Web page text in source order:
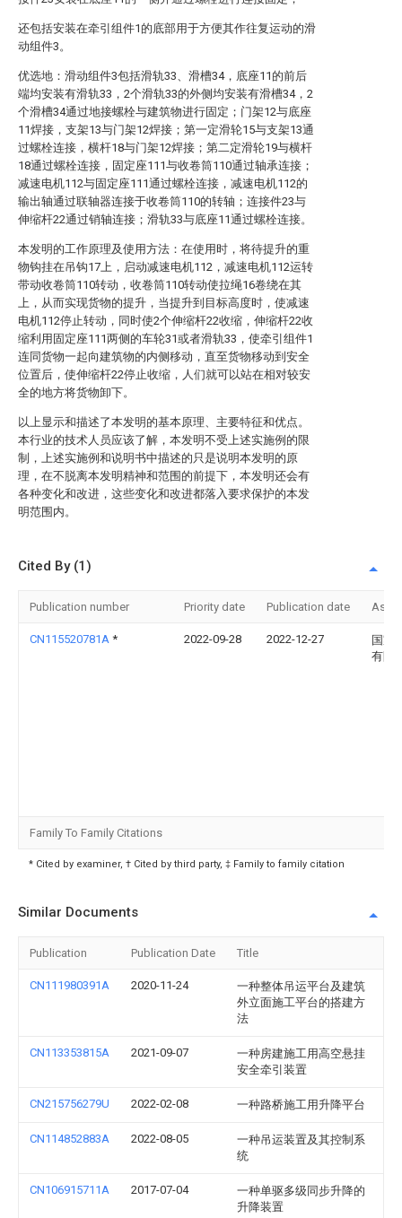
还包括安装在牵引组件1的底部用于方便其作往复运动的滑
动组件3。
优选地：滑动组件3包括滑轨33、滑槽34，底座11的前后
端均安装有滑轨33，2个滑轨33的外侧均安装有滑槽34，2
个滑槽34通过地接螺栓与建筑物进行固定；门架12与底座
11焊接，支架13与门架12焊接；第一定滑轮15与支架13通
过螺栓连接，横杆18与门架12焊接；第二定滑轮19与横杆
18通过螺栓连接，固定座111与收卷筒110通过轴承连接；
减速电机112与固定座111通过螺栓连接，减速电机112的
输出轴通过联轴器连接于收卷筒110的转轴；连接件23与
伸缩杆22通过销轴连接；滑轨33与底座11通过螺栓连接。
本发明的工作原理及使用方法：在使用时，将待提升的重
物钩挂在吊钩17上，启动减速电机112，减速电机112运转
带动收卷筒110转动，收卷筒110转动使拉绳16卷绕在其
上，从而实现货物的提升，当提升到目标高度时，使减速
电机112停止转动，同时使2个伸缩杆22收缩，伸缩杆22收
缩利用固定座111两侧的车轮31或者滑轨33，使牵引组件1
连同货物一起向建筑物的内侧移动，直至货物移动到安全
位置后，使伸缩杆22停止收缩，人们就可以站在相对较安
全的地方将货物卸下。
以上显示和描述了本发明的基本原理、主要特征和优点。
本行业的技术人员应该了解，本发明不受上述实施例的限
制，上述实施例和说明书中描述的只是说明本发明的原
理，在不脱离本发明精神和范围的前提下，本发明还会有
各种变化和改进，这些变化和改进都落入要求保护的本发
明范围内。
Cited By (1)
Publication number Priority date Publication date
CN115520781A * 2022-09-28 2022-12-27
国家
有限
Family To Family Citations
* Cited by examiner, † Cited by third party, ‡ Family to family citation
Similar Documents
Publication Publication Date Title
CN111980391A 2020-11-24
一种整体吊运平台及建筑
外立面施工平台的搭建方
法
CN113353815A 2021-09-07
一种房建施工用高空悬挂
安全牵引装置
CN215756279U 2022-02-08 一种路桥施工用升降平台
CN114852883A 2022-08-05
一种吊运装置及其控制系
统
CN106915711A 2017-07-04
一种单驱多级同步升降的
升降装置